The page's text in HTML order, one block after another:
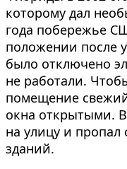
которому дал
года побережье
положении после
было отключено
не работали.
помещение
окна открытыми.
на улицу и
зданий.